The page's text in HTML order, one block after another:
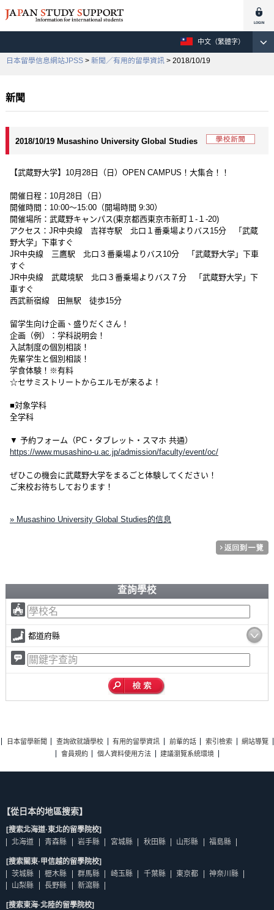
中文（繁體字）
日本留學信息網站JPSS > 新聞／有用的留學資訊 > 2018/10/19
新聞
2018/10/19 Musashino University Global Studies
【武蔵野大学】10月28日（日）OPEN CAMPUS！大集合！！
開催日程：10月28日（日）
開催時間：10:00～15:00（開場時間 9:30）
開催場所：武蔵野キャンパス(東京都西東京市新町１-１-20)
アクセス：JR中央線 吉祥寺駅 北口１番乗場よりバス15分 「武蔵
野大学」下車すぐ
JR中央線 三鷹駅 北口３番乗場よりバス10分 「武蔵野大学」下車
すぐ
JR中央線 武蔵境駅 北口３番乗場よりバス７分 「武蔵野大学」下
車すぐ
西武新宿線 田無駅 徒歩15分
留学生向け企画、盛りだくさん！
企画（例）：学科説明会！
入試制度の個別相談！
先輩学生と個別相談！
学食体験！※有料
☆セサミストリートからエルモが来るよ！
■対象学科
全学科
▼ 予約フォーム（PC・タブレット・スマホ 共通）
https://www.musashino-u.ac.jp/admission/faculty/event/oc/
ぜひこの機会に武蔵野大学をまるごと体験してください！
ご来校お待ちしております！
» Musashino University Global Studies的信息
查詢學校
都道府縣
日本留學新聞 查詢欲就讀學校 有用的留學資訊 前輩的話 索引檢索
網站導覽
會員規約
個人資料使用方法 建議瀏覽系統環境
【從日本的地區搜索】
[搜索北海道·東北的留學院校]
北海道
青森縣 岩手縣 宮城縣 秋田縣 山形縣 福島縣
[搜索關東·甲信越的留學院校]
茨城縣
櫪木縣 群馬縣 崎玉縣 千葉縣 東京都
神奈川縣
山梨縣
長野縣 新瀉縣
[搜索東海·北陸的留學院校]